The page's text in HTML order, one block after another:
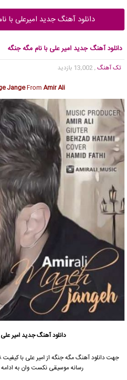
دانلود آهنگ جدید امیرعلی با
دانلود آهنگ جدید امیر علی با نام مگه جنگه
تک آهنگ , 13,002 بازدید
JangeFrom Amir Ali
دانلود آهنگ جدیدامیر
رسانه موسیقی نکست وان به